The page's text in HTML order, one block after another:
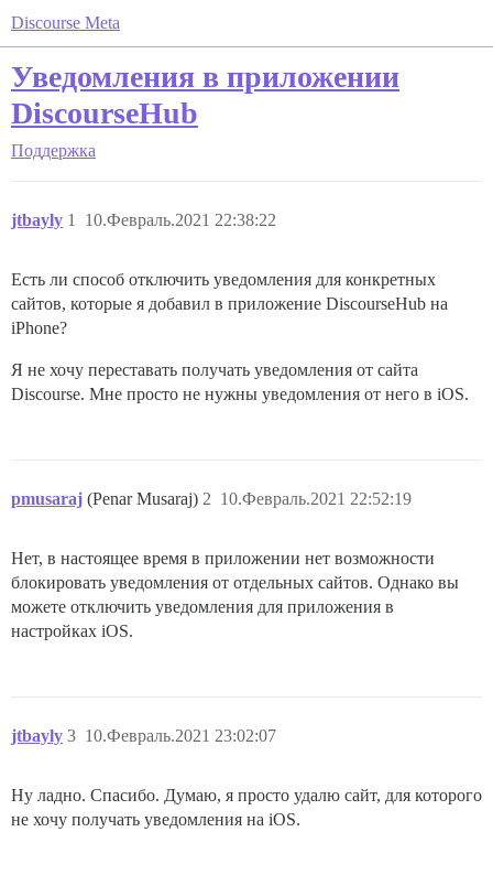
Discourse Meta
Уведомления в приложении
DiscourseHub
Поддержка
jtbayly 10.Февраль.2021 22:38:22
1
Есть ли способ отключить уведомления для конкретных
сайтов, которые я добавил в приложение DiscourseHub на
iPhone?
Я не хочу переставать получать уведомления от сайта
Discourse. Мне просто не нужны уведомления от него в iOS.
pmusaraj (Penar Musaraj) 10.Февраль.2021 22:52:19
2
Нет, в настоящее время в приложении нет возможности
блокировать уведомления от отдельных сайтов. Однако вы
можете отключить уведомления для приложения в
настройках iOS.
jtbayly 10.Февраль.2021 23:02:07
3
Ну ладно. Спасибо. Думаю, я просто удалю сайт, для которого
не хочу получать уведомления на iOS.